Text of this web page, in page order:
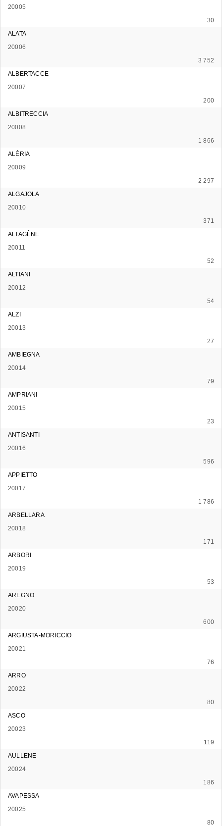
20005
30
ALATA
20006
3 752
ALBERTACCE
20007
200
ALBITRECCIA
20008
1 866
ALÉRIA
20009
2 297
ALGAJOLA
20010
371
ALTAGÈNE
20011
52
ALTIANI
20012
54
ALZI
20013
27
AMBIEGNA
20014
79
AMPRIANI
20015
23
ANTISANTI
20016
596
APPIETTO
20017
1 786
ARBELLARA
20018
171
ARBORI
20019
53
AREGNO
20020
600
ARGIUSTA-MORICCIO
20021
76
ARRO
20022
80
ASCO
20023
119
AULLENE
20024
186
AVAPESSA
20025
80